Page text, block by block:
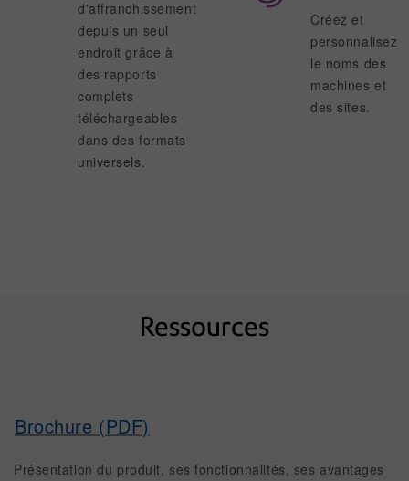
d'affranchissement
depuis un seul
endroit grâce à
des rapports
complets
téléchargeables
dans des formats
universels.
Créez et
personnalisez
le noms des
machines et
des sites.
Ressources
Brochure (PDF)
Présentation du produit, ses fonctionnalités, ses avantages